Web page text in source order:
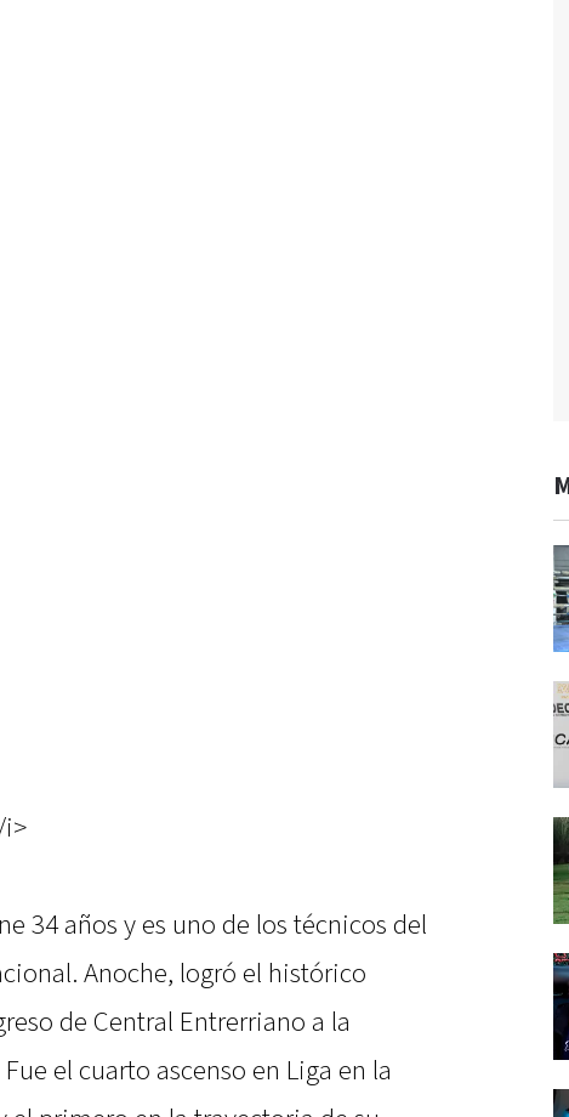
i>
34 años y es uno de los técnicos del
Anoche, logró el histórico
de Central Entrerriano a la
el cuarto ascenso en Liga en la